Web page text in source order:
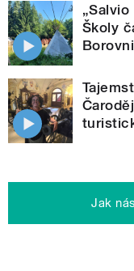
Školy
Jak